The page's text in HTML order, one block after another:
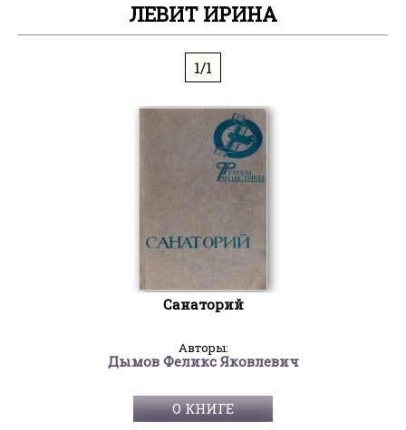
ЛЕВИТ ИРИНА
1/1
Санаторий
Авторы:
Дымов Феликс Яковлевич
О КНИГЕ